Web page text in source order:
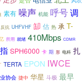
素有 噪声 机能 呼号调
反抗 UHFVHF 缷 估 热 承 T-
所用 就绪 410Mbps CDMR
指 SPH6000 卡 期 形 电科 扎
TERTA EPON IWCE
协会 捷中 华星 斗极 最早